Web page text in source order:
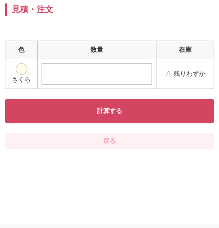
見積・注文
色 数量 在庫
さくら
△ 残りわずか
計算する
戻る